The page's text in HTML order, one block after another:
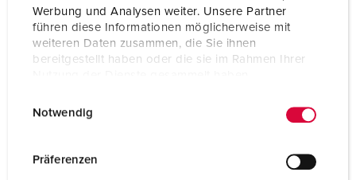
Werbung und Analysen weiter. Unsere Partner
führen diese Informationen möglicherweise mit
weiteren Daten zusammen, die Sie ihnen
bereitgestellt haben oder die sie im Rahmen Ihrer
Notwendig
Präferenzen